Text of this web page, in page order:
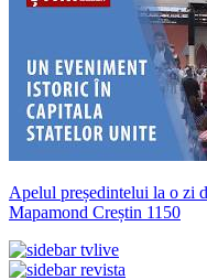
Apelul președintelui la o zi
Mapamond Creștin 1150